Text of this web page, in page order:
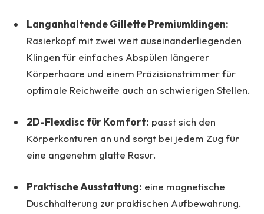
Langanhaltende Gillette Premiumklingen:
Rasierkopf mit zwei weit auseinanderliegenden
Klingen für einfaches Abspülen längerer
Körperhaare und einem Präzisionstrimmer für
optimale Reichweite auch an schwierigen Stellen.
2D-Flexdisc für Komfort: passt sich den
Körperkonturen an und sorgt bei jedem Zug für
eine angenehm glatte Rasur.
Praktische Ausstattung: eine magnetische
Duschhalterung zur praktischen Aufbewahrung.